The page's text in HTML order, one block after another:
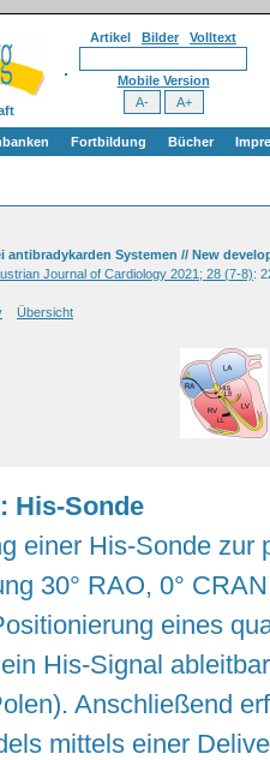
Artikel Bilder Volltext
Mobile Version
Fortbildung Bücher
antibradykarden Systemen // New
Journal of Cardiology 2021; 28 (7-8):
Übersicht
His-Sonde
einer His-Sonde zur
30° RAO, 0°
eines
His-Signal
Anschließend
mittels einer